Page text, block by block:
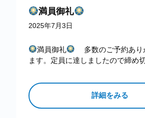
満員御礼
2025年7月3日
満員御礼
多数のご予約あり
ます。定員に達しましたので締め
します。 ありがとうございま…
詳細をみる